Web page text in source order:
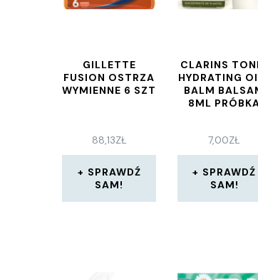
GILLETTE
FUSION OSTRZA
WYMIENNE 6 SZT
88,13ZŁ
SPRAWDŹ
SAM!
CLARINS
HYDRATING
BALM
8ML
7,00ZŁ
SPRAWDŹ
SAM!